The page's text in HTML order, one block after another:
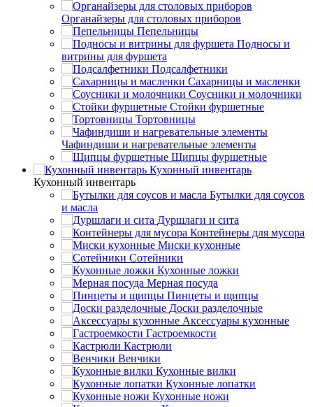
Органайзеры для столовых приборов
Пепельницы
Подносы и
витрины для фуршета
Подсалфетники
Сахарницы и масленки
Соусники и молочники
Стойки фуршетные
Тортовницы
Чафиндиши и нагревательные элементы
Щипцы фуршетные
Кухонный инвентарь
Кухонный инвентарь
Бутылки для соусов
и масла
Дуршлаги и сита
Контейнеры для мусора
Миски кухонные
Сотейники
Кухонные ложки
Мерная посуда
Пинцеты и щипцы
Доски разделочные
Аксессуары кухонные
Гастроемкости
Кастрюли
Венчики
Кухонные вилки
Кухонные лопатки
Кухонные ножи